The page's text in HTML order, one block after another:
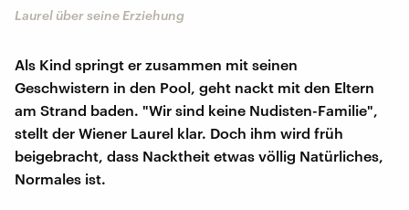
Laurel über seine Erziehung
Als Kind springt er zusammen mit seinen
Geschwistern in den Pool, geht nackt mit den Eltern
am Strand baden. "Wir sind keine Nudisten-Familie",
stellt der Wiener Laurel klar. Doch ihm wird früh
beigebracht, dass Nacktheit etwas völlig Natürliches,
Normales ist.